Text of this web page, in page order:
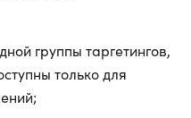
группы таргетингов,
только для